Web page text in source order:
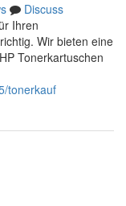
Discuss
Ihren
Wir bieten eine
Tonerkartuschen
tonerkauf